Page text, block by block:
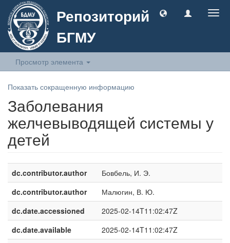
Репозиторий
БГМУ
Просмотр элемента
Показать сокращенную информацию
Заболевания
желчевыводящей системы у
детей
dc.contributor.author
Бовбель, И. Э.
dc.contributor.author
Малюгин, В. Ю.
dc.date.accessioned
2025-02-14T11:02:47Z
dc.date.available
2025-02-14T11:02:47Z